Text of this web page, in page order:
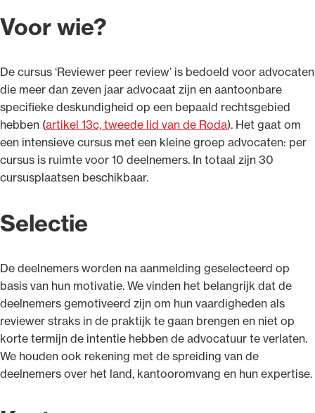
Voor wie?
De cursus ‘Reviewer peer review’ is bedoeld voor advocaten
die meer dan zeven jaar advocaat zijn en aantoonbare
specifieke deskundigheid op een bepaald rechtsgebied
hebben (artikel 13c, tweede lid van de Roda). Het gaat om
een intensieve cursus met een kleine groep advocaten: per
cursus is ruimte voor 10 deelnemers. In totaal zijn 30
cursusplaatsen beschikbaar.
Selectie
De deelnemers worden na aanmelding geselecteerd op
basis van hun motivatie. We vinden het belangrijk dat de
deelnemers gemotiveerd zijn om hun vaardigheden als
reviewer straks in de praktijk te gaan brengen en niet op
korte termijn de intentie hebben de advocatuur te verlaten.
We houden ook rekening met de spreiding van de
deelnemers over het land, kantooromvang en hun expertise.